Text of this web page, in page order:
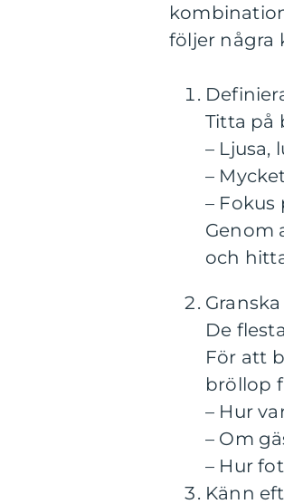
följer några
Titta på
– Ljusa,
–
– Fokus
Genom
och
De
För att
bröllop
– Hur
– Om
– Hur
Känn